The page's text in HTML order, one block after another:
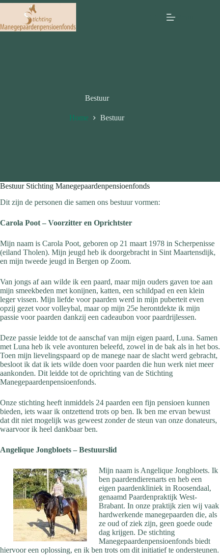
Ga
inhoud
Bestuur
Home Bestuur
Bestuur Stichting Manegepaardenpensioenfonds
Dit zijn de personen die samen ons bestuur vormen:
Carola Poot – Voorzitter en Oprichtster
Mijn naam is Carola Poot, geboren op 21 maart 1978 in Scherpenisse
(eiland Tholen). Mijn jeugd heb ik doorgebracht in Sint Maartensdijk,
en mijn tweede jeugd in Bergen op Zoom.
Van jongs af aan wilde ik een paard, maar mijn ouders gaven toe aan
mijn smeekbeden met konijnen, katten, een schildpad en een klein
leger vissen. Mijn liefde voor paarden werd in mijn puberteit even
opzij gezet voor volleybal, maar op mijn 25e herontdekte ik mijn
passie voor paarden dankzij een cadeaubon voor paardrijlessen.
Deze passie leidde tot de aanschaf van mijn eigen paard, Luna. Samen
met Luna heb ik vele avonturen beleefd, zowel in de bak als in het bos.
Toen mijn lievelingspaard op de manege naar de slacht werd gebracht,
besloot ik dat ik iets wilde doen voor paarden die hun werk niet meer
aankonden. Dit leidde tot de oprichting van de Stichting
Manegepaardenpensioenfonds.
Onze stichting heeft inmiddels 24 paarden een fijn pensioen kunnen
bieden, iets waar ik ontzettend trots op ben. Ik ben me ervan bewust
dat dit niet mogelijk was geweest zonder de steun van onze donateurs,
waarvoor ik heel dankbaar ben.
Angelique Jongbloets – Bestuurslid
Mijn naam is Angelique Jongbloets. Ik
ben paardendierenarts en heb een
eigen paardenkliniek in Roosendaal,
genaamd Paardenpraktijk West-
Brabant. In onze praktijk zien wij vaak
hardwerkende manegepaarden die, als
ze oud of ziek zijn, geen goede oude
dag krijgen. De stichting
Manegepaardenpensioenfonds biedt
hiervoor een oplossing, en ik ben trots om dit initiatief te ondersteunen.